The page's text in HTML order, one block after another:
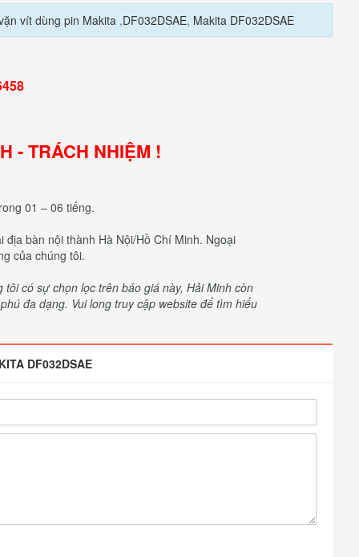
vít dùng pin Makita ,DF032DSAE, Makita DF032DSAE
- TRÁCH NHIỆM !
01 – 06 tiếng.
bàn nội thành Hà Nội/Hồ Chí Minh. Ngoại
của chúng tôi.
có sự chọn lọc trên báo giá này, Hải Minh còn
đa dạng. Vui long truy cập website để tìm hiểu
DF032DSAE